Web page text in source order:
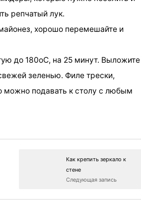
репчатый лук.
хорошо перемешайте и
до 180оС, на 25 минут. Выложите
зеленью. Филе трески,
можно подавать к столу с любым
Как крепить зеркало к
стене
Следующая запись